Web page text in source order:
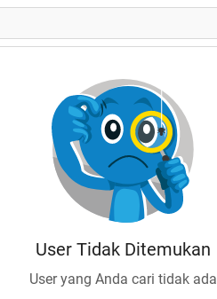
User Tidak Ditemukan
User yang Anda cari tidak ada